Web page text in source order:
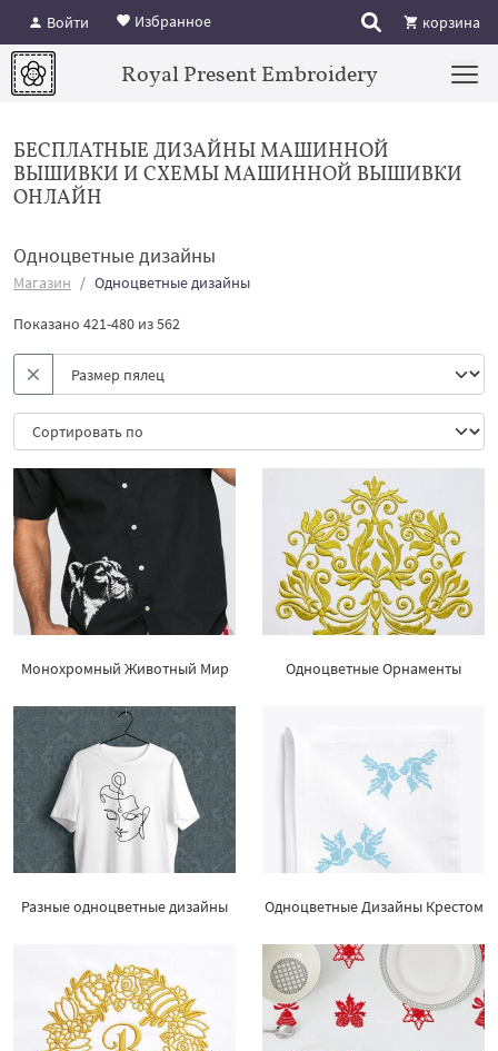
Войти Избранное корзина
Royal Present Embroidery
БЕСПЛАТНЫЕ ДИЗАЙНЫ МАШИННОЙ
ВЫШИВКИ И СХЕМЫ МАШИННОЙ ВЫШИВКИ
ОНЛАЙН
Одноцветные дизайны
Магазин Одноцветные дизайны
Показано 421-480 из 562
Монохромный Животный Мир Одноцветные Орнаменты
Разные одноцветные дизайны Одноцветные Дизайны Крестом